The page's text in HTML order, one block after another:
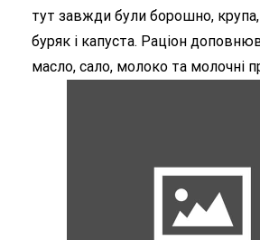
тут завжди були борошно, крупа,
буряк і капуста. Раціон
масло, сало, молоко та молочні